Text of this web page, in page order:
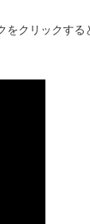
クリックする